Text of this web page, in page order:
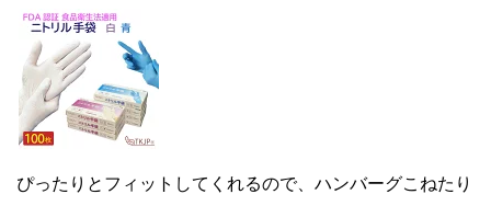
ぴったりとフィットしてくれるので、ハンバーグこねたり